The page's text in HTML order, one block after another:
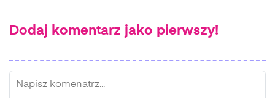
Dodaj komentarz jako pierwszy!